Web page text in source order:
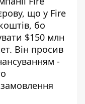
що у Fire
бо
$150 млн
Він просив
-